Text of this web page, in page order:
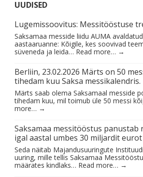
UUDISED
Lugemissoovitus: Messitööstuse
Saksamaa messide liidu AUMA
aastaaruanne: Kõigile, kes soovivad
süveneda ja leida… Read more… →
Berliin, 23.02.2026 Märts on 50
tihedam kuu Saksa messikalendris.
Märts saab olema Saksamaal messide
tihedam kuu, mil toimub üle 50 messi
more… →
Saksamaa messitööstus panustab
igal aastal umbes 30 miljardit eurot
Seda näitab Majandusuuringute
uuring, mille tellis Saksamaa
määrates kindlaks… Read more… →